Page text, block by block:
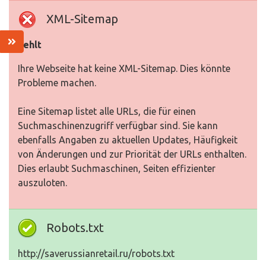
XML-Sitemap
Fehlt
Ihre Webseite hat keine XML-Sitemap. Dies könnte
Probleme machen.
Eine Sitemap listet alle URLs, die für einen
Suchmaschinenzugriff verfügbar sind. Sie kann
ebenfalls Angaben zu aktuellen Updates, Häufigkeit
von Änderungen und zur Priorität der URLs enthalten.
Dies erlaubt Suchmaschinen, Seiten effizienter
auszuloten.
Robots.txt
http://saverussianretail.ru/robots.txt